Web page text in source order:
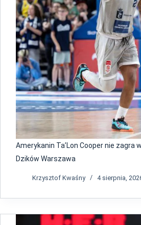
Amerykanin Ta’Lon Cooper nie zagra
Dzików Warszawa
Krzysztof Kwaśny 4 sierpnia,